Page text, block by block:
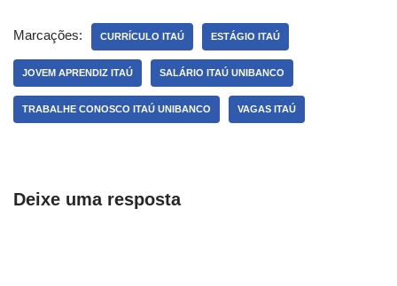
Marcações: CURRÍCULO ITAÚ ESTÁGIO ITAÚ
JOVEM APRENDIZ ITAÚ SALÁRIO ITAÚ UNIBANCO
TRABALHE CONOSCO ITAÚ UNIBANCO VAGAS ITAÚ
Deixe uma resposta